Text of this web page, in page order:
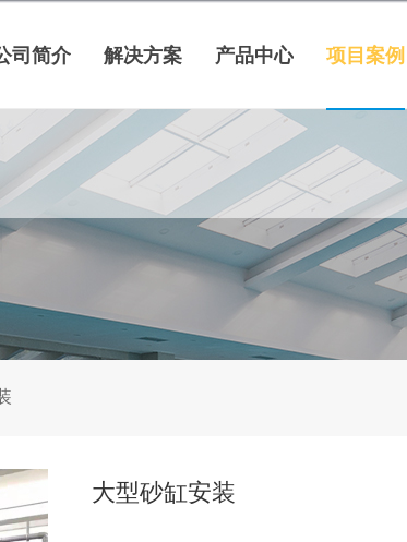
司简介 解决方案 产品中心 项目案例
大型砂缸安装